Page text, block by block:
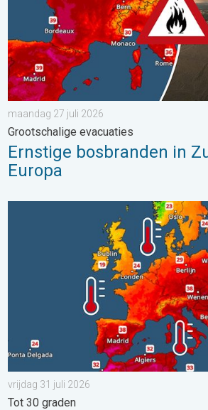
maandag 27 juli 2026
Grootschalige evacuaties
Ernstige bosbranden in
Europa
Europese zeeën zijn ongewoon warm.
vrijdag 31 juli 2026
Tot 30 graden